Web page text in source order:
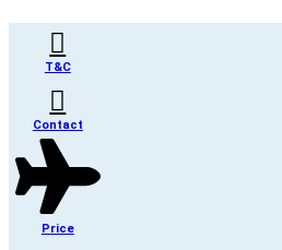
Skip
content
T&C
Contact
Price